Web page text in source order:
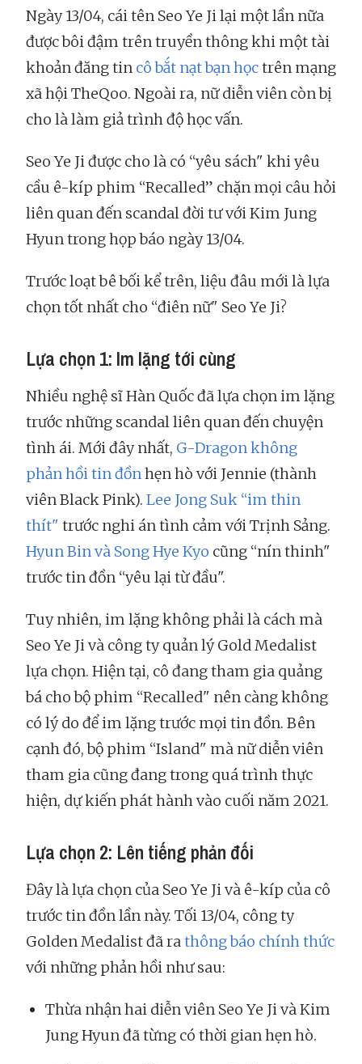
Ngày 13/04, cái tên Seo Ye Ji lại một lần nữa
được bôi đậm trên truyền thông khi một tài
khoản đăng tin cô bắt nạt bạn họctrên mạng
xã hội TheQoo. Ngoài ra, nữ diễn viên còn bị
cho là làm giả trình độ học vấn.
Seo Ye Ji được cho là có “yêu sách" khi yêu
cầu ê-kíp phim “Recalled” chặn mọi câu hỏi
liên quan đến scandal đời tư với Kim Jung
Hyun trong họp báo ngày 13/04.
Trước loạt bê bối kể trên, liệu đâu mới là lựa
chọn tốt nhất cho “điên nữ" Seo Ye Ji?
Lựa chọn 1: Im lặng tới cùng
Nhiều nghệ sĩ Hàn Quốc đã lựa chọn im lặng
trước những scandal liên quan đến chuyện
tình ái. Mới đây nhất, G-Dragon không
phản hồi tin đồnhẹn hò với Jennie (thành
viên Black Pink). Lee Jong Suk “im thin
thít" trước nghi án tình cảm với Trịnh Sảng.
Hyun Bin và Song Hye Kyo cũng “nín thinh"
trước tin đồn “yêu lại từ đầu".
Tuy nhiên, im lặng không phải là cách mà
Seo Ye Ji và công ty quản lý Gold Medalist
lựa chọn. Hiện tại, cô đang tham gia quảng
bá cho bộ phim “Recalled" nên càng không
có lý do để im lặng trước mọi tin đồn. Bên
cạnh đó, bộ phim “Island" mà nữ diễn viên
tham gia cũng đang trong quá trình thực
hiện, dự kiến phát hành vào cuối năm 2021.
Lựa chọn 2: Lên tiếng phản đối
Đây là lựa chọn của Seo Ye Ji và ê-kíp của cô
trước tin đồn lần này. Tối 13/04, công ty
Golden Medalist đã rathông báo chính thức
với những phản hồi như sau:
Thừa nhận hai diễn viên Seo Ye Ji và Kim
Jung Hyun đã từng có thời gian hẹn hò.